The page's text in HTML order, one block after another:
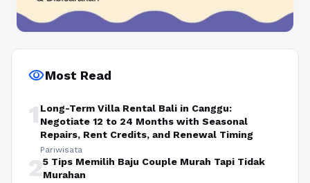
visibilityMost Read
1 Long-Term Villa Rental Bali in Canggu:
Negotiate 12 to 24 Months with Seasonal
Repairs, Rent Credits, and Renewal Timing
Pariwisata
25 Tips Memilih Baju Couple Murah Tapi Tidak
Murahan